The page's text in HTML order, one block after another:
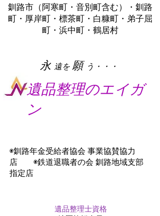
​永 遠を 願 う・・・
遺品整理のエイガ
ン
◉釧路年金受給者協会 事業協賛協力
店 ◉鉄道退職者の会 釧路地域支部
指定店
遺品整理士資格
釧路市（阿寒町・音別町含む）・釧路
町・厚岸町・標茶町・白糠町・弟子屈
町・浜中町・鶴居村